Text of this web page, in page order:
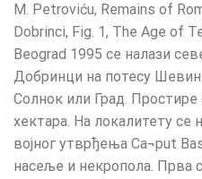
M. Petroviću, Remains of
Dobrinci, Fig. 1, The Age of
Beograd 1995 се налази
Добринци на потесу
Солнок или Град.
хектара. На локалитету се
војног утврђења Ca¬put
насеље и некропола.